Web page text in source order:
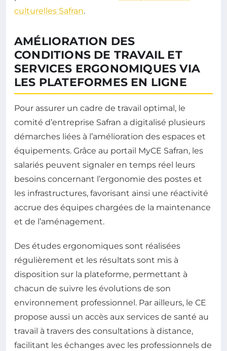
culturelles Safran.
AMÉLIORATION DES
CONDITIONS DE TRAVAIL ET
SERVICES ERGONOMIQUES VIA
LES PLATEFORMES EN LIGNE
Pour assurer un cadre de travail optimal, le
comité d’entreprise Safran a digitalisé plusieurs
démarches liées à l’amélioration des espaces et
équipements. Grâce au portail MyCE Safran, les
salariés peuvent signaler en temps réel leurs
besoins concernant l’ergonomie des postes et
les infrastructures, favorisant ainsi une réactivité
accrue des équipes chargées de la maintenance
et de l’aménagement.
Des études ergonomiques sont réalisées
régulièrement et les résultats sont mis à
disposition sur la plateforme, permettant à
chacun de suivre les évolutions de son
environnement professionnel. Par ailleurs, le CE
propose aussi un accès aux services de santé au
travail à travers des consultations à distance,
facilitant les échanges avec les professionnels de